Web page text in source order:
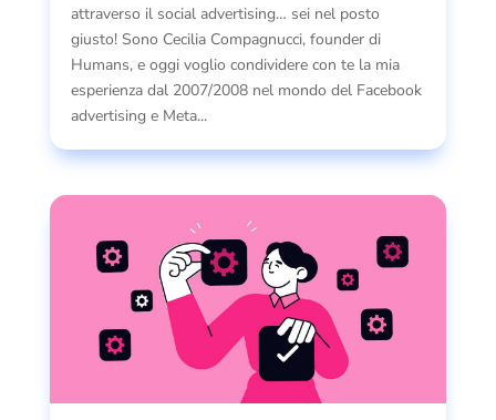
attraverso il social advertising… sei nel posto
giusto! Sono Cecilia Compagnucci, founder di
Humans, e oggi voglio condividere con te la mia
esperienza dal 2007/2008 nel mondo del Facebook
advertising e Meta...